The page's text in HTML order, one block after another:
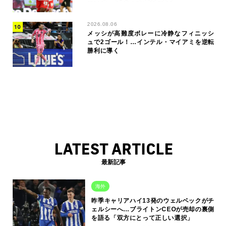
2026.08.06
メッシが高難度ボレーに冷静なフィニッシ
ュで2ゴール！…インテル・マイアミを逆転
勝利に導く
LATEST ARTICLE
最新記事
海外
昨季キャリアハイ13発のウェルベックがチ
ェルシーへ…ブライトンCEOが売却の裏側
を語る「双方にとって正しい選択」